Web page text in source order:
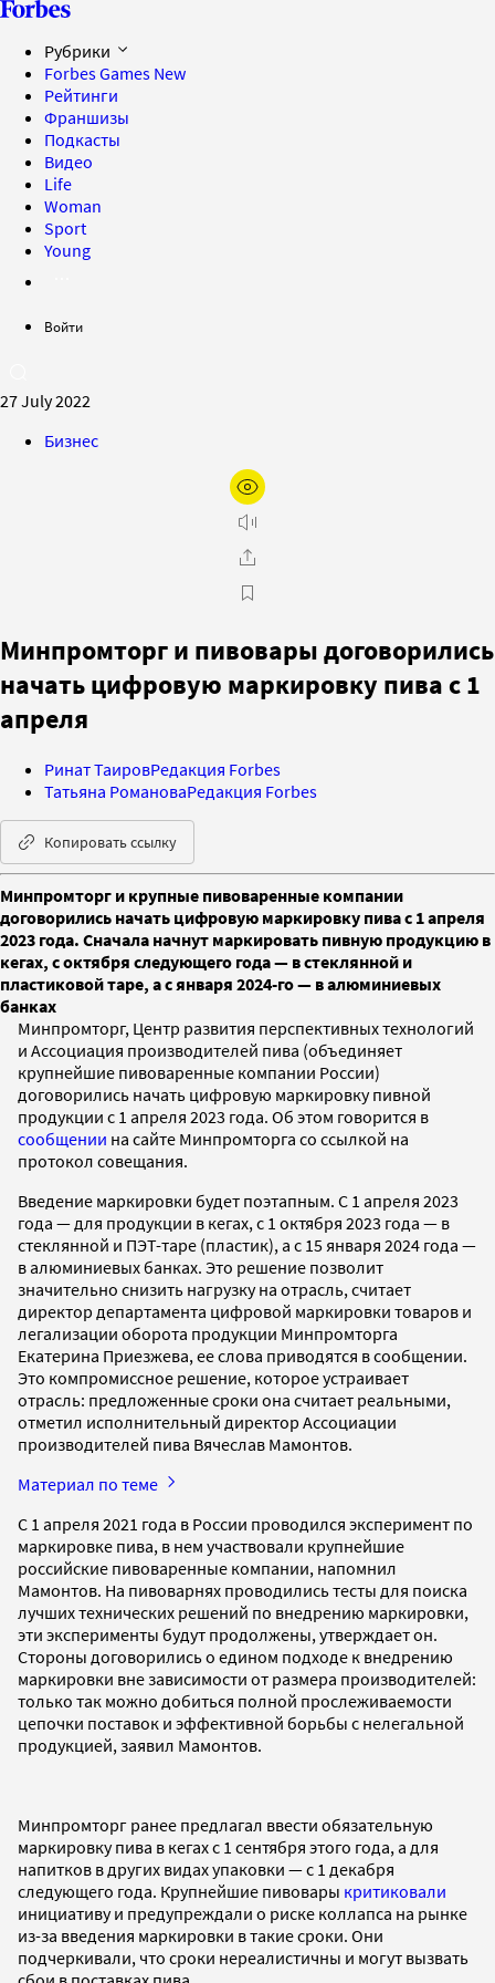
Рубрики
Forbes Games New
Рейтинги
Франшизы
Подкасты
Видео
Life
Woman
Sport
Young
Войти
27 July 2022
Бизнес
Минпромторг и пивовары договорились
начать цифровую маркировку пива с 1
апреля
Ринат ТаировРедакция Forbes
Татьяна РомановаРедакция Forbes
Копировать ссылку
Минпромторг и крупные пивоваренные компании
договорились начать цифровую маркировку пива с 1 апреля
2023 года. Сначала начнут маркировать пивную продукцию в
кегах, с октября следующего года — в стеклянной и
пластиковой таре, а с января 2024-го — в алюминиевых
банках
Минпромторг, Центр развития перспективных технологий
и Ассоциация производителей пива (объединяет
крупнейшие пивоваренные компании России)
договорились начать цифровую маркировку пивной
продукции с 1 апреля 2023 года. Об этом говорится в
сообщении на сайте Минпромторга со ссылкой на
протокол совещания.
Введение маркировки будет поэтапным. С 1 апреля 2023
года — для продукции в кегах, с 1 октября 2023 года — в
стеклянной и ПЭТ-таре (пластик), а с 15 января 2024 года —
в алюминиевых банках. Это решение позволит
значительно снизить нагрузку на отрасль, считает
директор департамента цифровой маркировки товаров и
легализации оборота продукции Минпромторга
Екатерина Приезжева, ее слова приводятся в сообщении.
Это компромиссное решение, которое устраивает
отрасль: предложенные сроки она считает реальными,
отметил исполнительный директор Ассоциации
производителей пива Вячеслав Мамонтов.
Материал по теме
С 1 апреля 2021 года в России проводился эксперимент по
маркировке пива, в нем участвовали крупнейшие
российские пивоваренные компании, напомнил
Мамонтов. На пивоварнях проводились тесты для поиска
лучших технических решений по внедрению маркировки,
эти эксперименты будут продолжены, утверждает он.
Стороны договорились о едином подходе к внедрению
маркировки вне зависимости от размера производителей:
только так можно добиться полной прослеживаемости
цепочки поставок и эффективной борьбы с нелегальной
продукцией, заявил Мамонтов.
Минпромторг ранее предлагал ввести обязательную
маркировку пива в кегах с 1 сентября этого года, а для
напитков в других видах упаковки — с 1 декабря
следующего года. Крупнейшие пивовары критиковали
инициативу и предупреждали о риске коллапса на рынке
из-за введения маркировки в такие сроки. Они
подчеркивали, что сроки нереалистичны и могут вызвать